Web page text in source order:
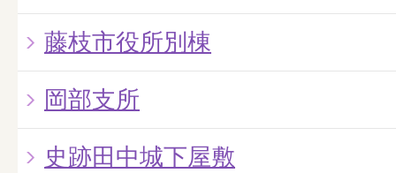
藤枝市役所別棟
岡部支所
史跡田中城下屋敷